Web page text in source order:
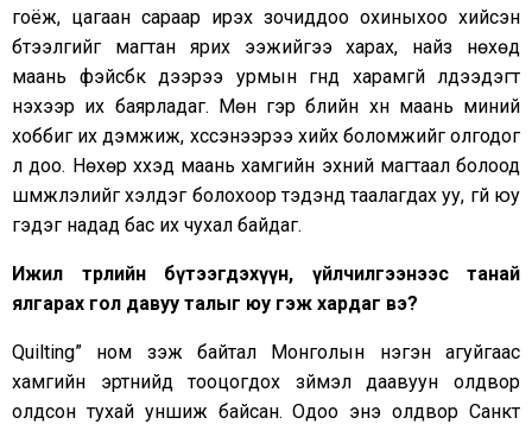
гоёж, цагаан сараар ирэх зочиддоо охиныхоо хийсэн
бүтээлгийг магтан ярих ээжийгээ харах, найз нөхөд
маань фэйсбүүк дээрээ урмын үгнүүд харамгүй үлдээдэгт
үнэхээр их баярладаг. Мөн гэр бүлийн хүн маань миний
хоббиг их дэмжиж, хүссэнээрээ хийх боломжийг олгодог
л доо. Нөхөр хүүхэд маань хамгийн эхний магтаал болоод
шүүмжлэлийг хэлдэг болохоор тэдэнд таалагдах уу, үгүй юу
гэдэг надад бас их чухал байдаг.
Ижил төрлийн бүтээгдэхүүн, үйлчилгээнээс танай
ялгарах гол давуу талыг юу гэж хардаг вэ?
Quilting” ном үзэж байтал Монголын нэгэн агуйгаас
хамгийн эртнийд тооцогдох зүймэл даавуун олдвор
олдсон тухай уншиж байсан. Одоо энэ олдвор Санкт